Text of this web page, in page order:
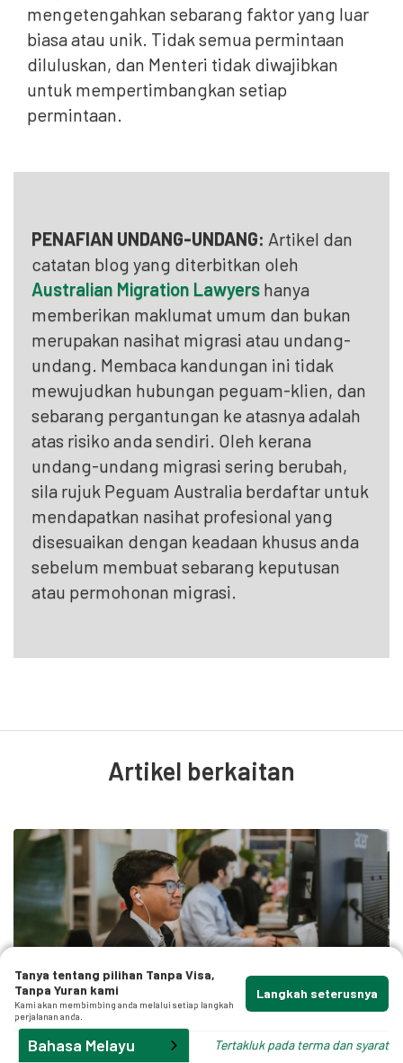
mengetengahkan sebarang faktor yang luar
biasa atau unik. Tidak semua permintaan
diluluskan, dan Menteri tidak diwajibkan
untuk mempertimbangkan setiap
permintaan.
PENAFIAN UNDANG-UNDANG: Artikel dan
catatan blog yang diterbitkan oleh
Australian Migration Lawyers hanya
memberikan maklumat umum dan bukan
merupakan nasihat migrasi atau undang-
undang. Membaca kandungan ini tidak
mewujudkan hubungan peguam-klien, dan
sebarang pergantungan ke atasnya adalah
atas risiko anda sendiri. Oleh kerana
undang-undang migrasi sering berubah,
sila rujuk Peguam Australia berdaftar untuk
mendapatkan nasihat profesional yang
disesuaikan dengan keadaan khusus anda
sebelum membuat sebarang keputusan
atau permohonan migrasi.
Artikel berkaitan
Perlindungan
OlehNicholas Merlin Esq.
Tanya tentang pilihan Tanpa Visa,
Tanpa Yuran kami
Kami akan membimbing anda melalui setiap langkah
perjalanan anda.
Langkah seterusnya
Tertakluk pada terma dan syarat
Bahasa Melayu